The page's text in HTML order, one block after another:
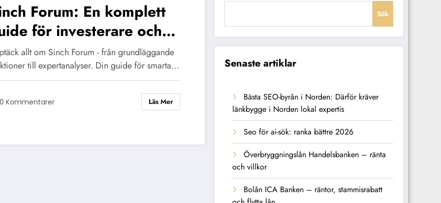
Forum: En komplett
för investerare och
allt om Sinch Forum - från grundläggande
till expertanalyser. Din guide för smarta…
0 Kommentarer Läs Mer
Sök
Senaste artiklar
Bästa SEO-byrån i Norden: Därför kräver
länkbygge i Norden lokal expertis
Seo för ai-sök: ranka bättre 2026
Överbryggningslån Handelsbanken – ränta
och villkor
Bolån ICA Banken – räntor, stammisrabatt